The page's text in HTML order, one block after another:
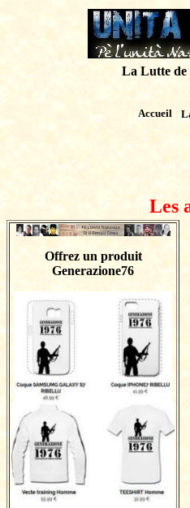
La Lutte de
Accueil
Les
Offrez un produit
Generazione76